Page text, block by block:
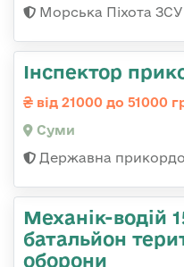
Морська Піхота ЗСУ
Інспектор
від 21000 до 51000
Суми
Державна
Механік-водій
батальйон
оборони